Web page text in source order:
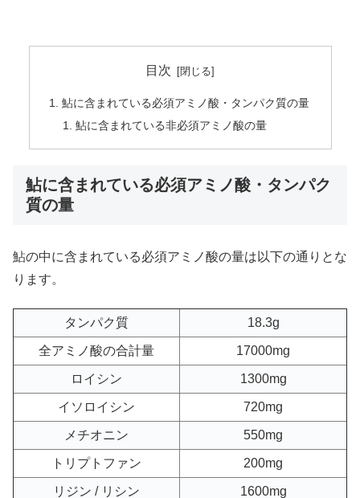
目次
鮎に含まれている必須アミノ酸・タンパク質の量
鮎に含まれている非必須アミノ酸の量
鮎に含まれている必須アミノ酸・タンパク
質の量
鮎の中に含まれている必須アミノ酸の量は以下の通りとな
ります。
タンパク質 18.3g
全アミノ酸の合計量 17000mg
ロイシン 1300mg
イソロイシン 720mg
メチオニン 550mg
トリプトファン 200mg
リジン / リシン 1600mg